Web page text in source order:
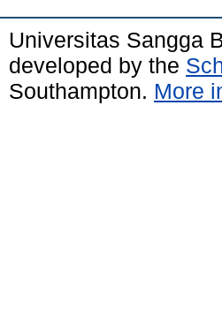
Universitas Sangga
developed by the
Southampton. More